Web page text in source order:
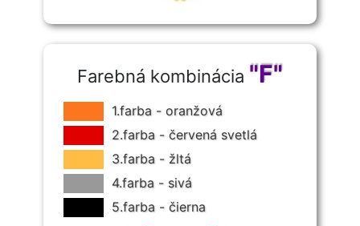
Farebná kombinácia "F"
1.farba - oranžová
2.farba - červená svetlá
3.farba - žltá
4.farba - sivá
5.farba - čierna